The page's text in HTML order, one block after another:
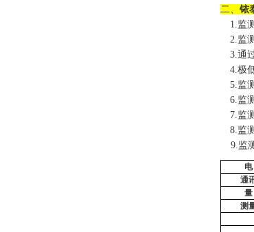
二、 铱
1.监测
2.监
3.通
4.极
5.监测
6.监测
7.监测
8.监测
9.监
电
通
量
测